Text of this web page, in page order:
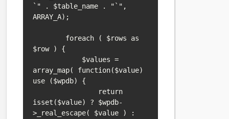
`" . $table_name . "`",
ARRAY_A);
$row ) {
array_map( function($value)
use ($wpdb) {
isset($value) ? $wpdb-
>_real_escape( $value ) :